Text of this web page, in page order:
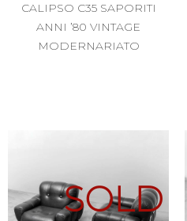
CALIPSO C35 SAPORITI
ANNI ’80 VINTAGE
MODERNARIATO
SOLD